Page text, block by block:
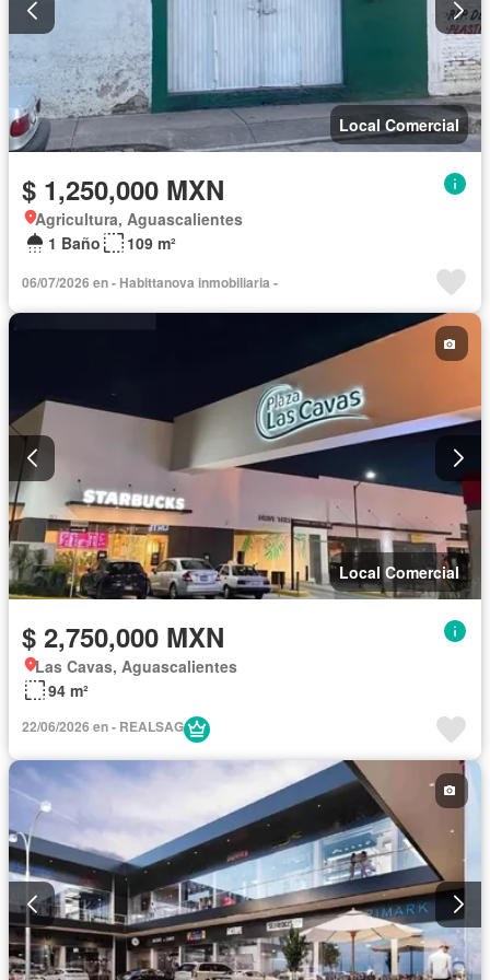
Local Comercial
$ 1,250,000 MXN
Agricultura, Aguascalientes
1 Baño
109 m²
06/07/2026 en - Habittanova inmobiliaria -
Local Comercial
$ 2,750,000 MXN
Las Cavas, Aguascalientes
94 m²
22/06/2026 en - REALSAG